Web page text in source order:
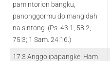
pamintorion bangku,
panonggormu do mangidah
na sintong. (Ps. 43:1; 58:2;
75:3; 1 Sam. 24:16.)
17:3 Anggo ipapangkei Ham